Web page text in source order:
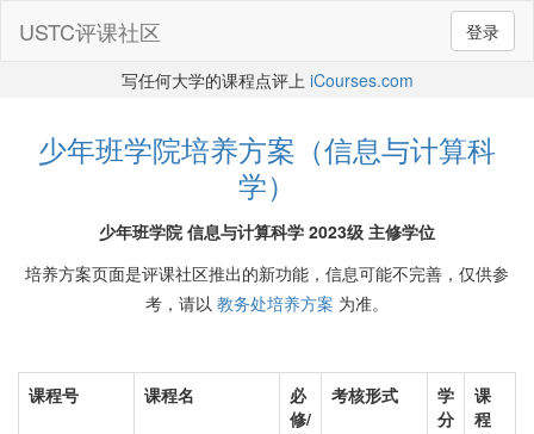
登录
USTC评课社区
写任何大学的课程点评上 iCourses.com
少年班学院培养方案（信息与计算科
学）
少年班学院 信息与计算科学 2023级 主修学位
培养方案页面是评课社区推出的新功能，信息可能不完善，仅供参
考，请以 教务处培养方案 为准。
课程号 课程名
必
修/
考核形式
学
分
课
程